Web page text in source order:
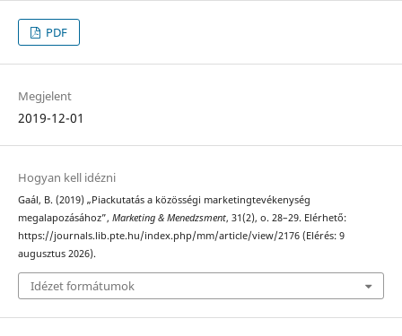
PDF
Megjelent
2019-12-01
Hogyan kell idézni
Gaál, B. (2019) „Piackutatás a közösségi marketingtevékenység
megalapozásához”, Marketing & Menedzsment, 31(2), o. 28–29. Elérhető:
https://journals.lib.pte.hu/index.php/mm/article/view/2176 (Elérés: 9
augusztus 2026).
Idézet formátumok